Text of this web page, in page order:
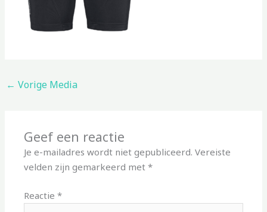
← Vorige Media
Geef een reactie
Je e-mailadres wordt niet gepubliceerd. Vereiste
velden zijn gemarkeerd met*
Reactie*